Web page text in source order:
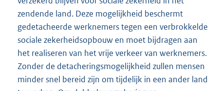
zendende land. Deze mogelijkheid beschermt
gedetacheerde werknemers tegen een verbrokkelde
sociale zekerheidsopbouw en moet bijdragen aan
het realiseren van het vrije verkeer van werknemers.
Zonder de detacheringsmogelijkheid zullen mensen
minder snel bereid zijn om tijdelijk in een ander land